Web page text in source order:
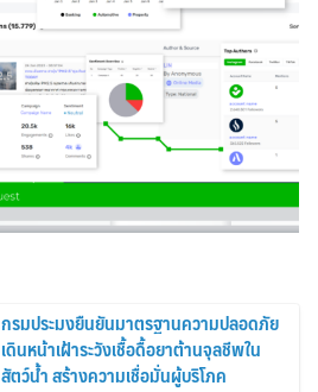
กรมประมงยืนยันมาตรฐานความปลอดภัย
เดินหน้าเฝ้าระวังเชื้อดื้อยาต้านจุลชีพใน
สัตว์น้ำ สร้างความเชื่อมั่นผู้บริโภค